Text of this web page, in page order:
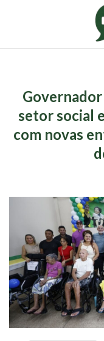
setor social
com novas